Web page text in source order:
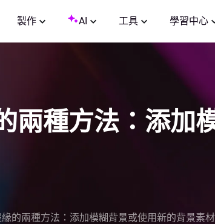
製作 AI 工具 學習中心
兩種方法：添加
的兩種方法：添加模糊背景或使用新的背景素材